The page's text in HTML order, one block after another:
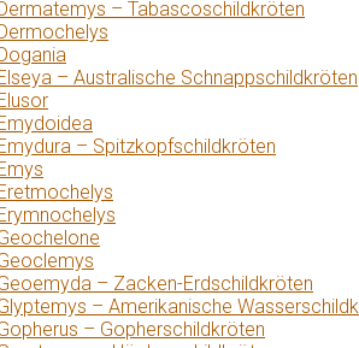
– Tabascoschildkröten
– Australische Schnappschildkröten
– Spitzkopfschildkröten
– Zacken-Erdschildkröten
– Amerikanische
– Gopherschildkröten